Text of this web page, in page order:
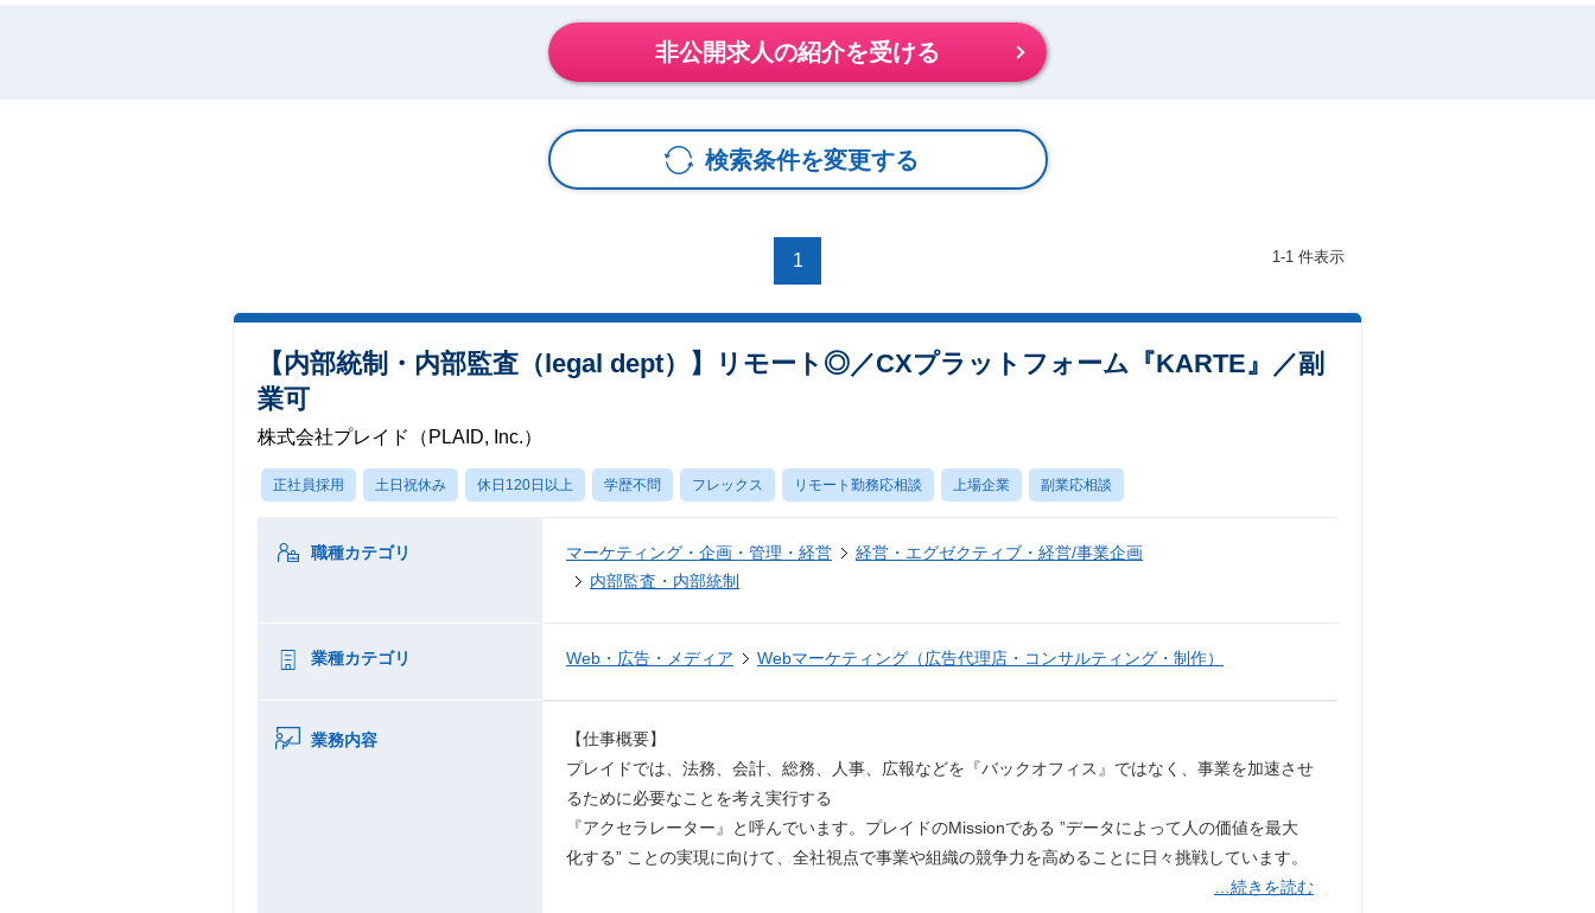
非公開求人の紹介を受ける
検索条件を変更する
1 1-1 件表示
【内部統制・内部監査（legal dept）】リモート◎／CXプラットフォーム『KARTE』／副
業可
株式会社プレイド（PLAID, Inc.）
正社員採用 土日祝休み 休日120日以上 学歴不問 フレックス リモート勤務応相談 上場企業 副業応相談
職種カテゴリ マーケティング・企画・管理・経営
経営・エグゼクティブ・経営/事業企画
内部監査・内部統制
業種カテゴリ Web・広告・メディア Webマーケティング（広告代理店・コンサルティング・制作）
業務内容
【仕事概要】
プレイドでは、法務、会計、総務、人事、広報などを『バックオフィス』ではなく、事業を加速させ
るために必要なことを考え実行する
『アクセラレーター』と呼んでいます。プレイドのMissionである ”データによって人の価値を最大
化する” ことの実現に向けて、全社視点で事業や組織の競争力を高めることに日々挑戦しています。
…続きを読む